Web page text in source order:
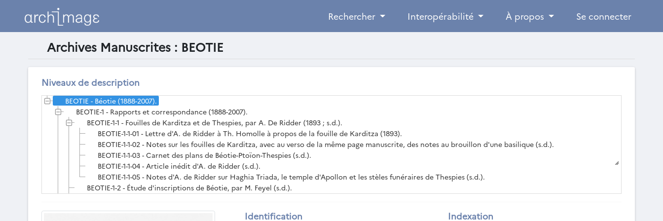
Rechercher Interopérabilité À propos Se connecter
Archives Manuscrites : BEOTIE
Niveaux de description
Liste des archives manuscrites existantes
BEOTIE - Béotie (1888-2007).
BEOTIE-1 - Rapports et correspondance (1888-2007).
BEOTIE-1-1 - Fouilles de Karditza et de Thespies, par A. De Ridder (1893 ; s.d.).
BEOTIE-1-1-01 - Lettre d'A. de Ridder à Th. Homolle à propos de la fouille de Karditza (1893).
BEOTIE-1-1-02 - Notes sur les fouilles de Karditza, avec au verso de la même page manuscrite, des notes au brouillon d'une basilique (s.d.).
BEOTIE-1-1-03 - Carnet des plans de Béotie-Ptoïon-Thespies (s.d.).
BEOTIE-1-1-04 - Article inédit d'A. de Ridder (s.d.).
BEOTIE-1-1-05 - Notes d'A. de Ridder sur Haghia Triada, le temple d'Apollon et les stèles funéraires de Thespies (s.d.).
BEOTIE-1-2 - Étude d'inscriptions de Béotie, par M. Feyel (s.d.).
BEOTIE-1-18XX - Projet d’assèchement de la plaine du Copaïs (1845-1846).
Identification Indexation